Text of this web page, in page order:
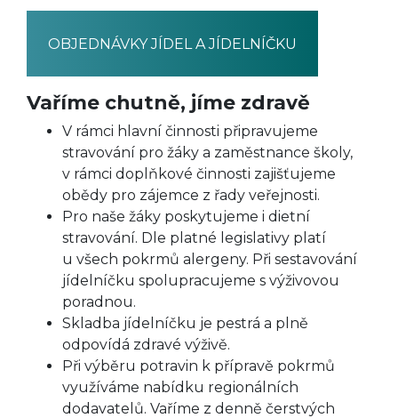
OBJEDNÁVKY JÍDEL A JÍDELNÍČKU
Vaříme chutně, jíme zdravě
V rámci hlavní činnosti připravujeme
stravování pro žáky a zaměstnance školy,
v rámci doplňkové činnosti zajišťujeme
obědy pro zájemce z řady veřejnosti.
Pro naše žáky poskytujeme i dietní
stravování. Dle platné legislativy platí
u všech pokrmů alergeny. Při sestavování
jídelníčku spolupracujeme s výživovou
poradnou.
Skladba jídelníčku je pestrá a plně
odpovídá zdravé výživě.
Při výběru potravin k přípravě pokrmů
využíváme nabídku regionálních
dodavatelů. Vaříme z denně čerstvých